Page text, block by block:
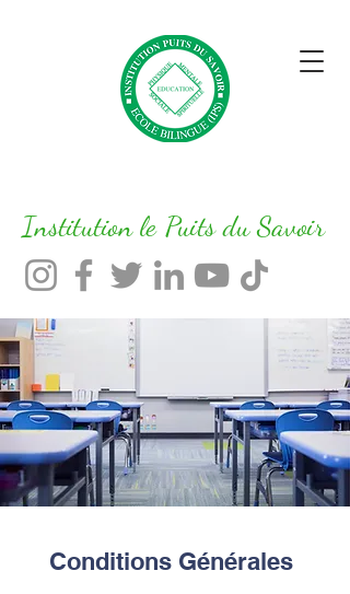
Institution le Puits du Savoir
Conditions Générales